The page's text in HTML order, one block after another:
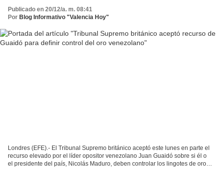
Publicado en 20/12/a. m. 08:41
Por Blog Informativo "Valencia Hoy"
Londres (EFE).- El Tribunal Supremo británico aceptó este lunes en parte el
recurso elevado por el líder opositor venezolano Juan Guaidó sobre si él o
el presidente del país, Nicolás Maduro, deben controlar los lingotes de oro